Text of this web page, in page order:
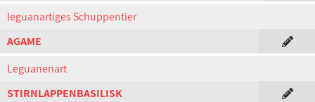
leguanartiges Schuppentier
AGAME
Leguanenart
STIRNLAPPENBASILISK